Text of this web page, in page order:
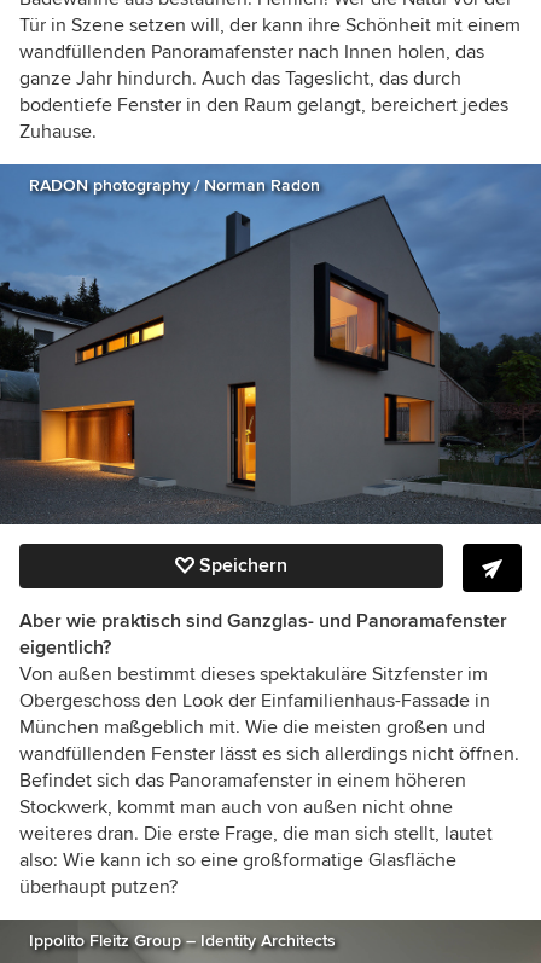
Tür in Szene setzen will, der kann ihre Schönheit mit einem
wandfüllenden Panoramafenster nach Innen holen, das
ganze Jahr hindurch. Auch das Tageslicht, das durch
bodentiefe Fenster in den Raum gelangt, bereichert jedes
Zuhause.
RADON photography / Norman Radon
Speichern
Aber wie praktisch sind Ganzglas- und Panoramafenster
eigentlich?
Von außen bestimmt dieses spektakuläre Sitzfenster im
Obergeschoss den Look der Einfamilienhaus-Fassade in
München maßgeblich mit. Wie die meisten großen und
wandfüllenden Fenster lässt es sich allerdings nicht öffnen.
Befindet sich das Panoramafenster in einem höheren
Stockwerk, kommt man auch von außen nicht ohne
weiteres dran. Die erste Frage, die man sich stellt, lautet
also: Wie kann ich so eine großformatige Glasfläche
überhaupt putzen?
Ippolito Fleitz Group – Identity Architects